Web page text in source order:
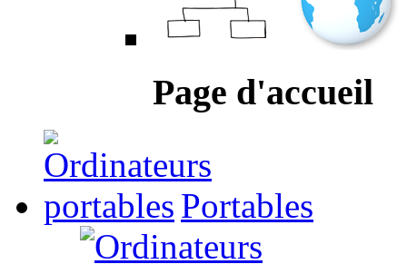
Page d'accueil
Portables